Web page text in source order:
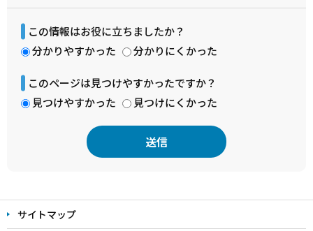
この情報はお役に立ちましたか？
分かりやすかった
分かりにくかった
このページは見つけやすかったですか？
見つけやすかった
見つけにくかった
文
こ サイトマップ